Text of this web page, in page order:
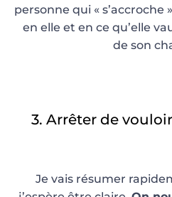
personne qui « s’accroche
en elle et en ce qu’elle
de son
3. Arrêter de
Je vais résumer